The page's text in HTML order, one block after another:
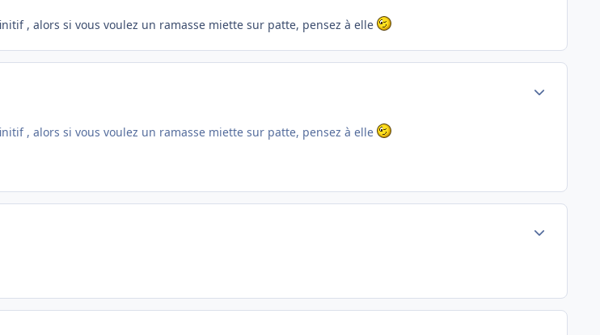
, alors si vous voulez un ramasse miette sur patte, pensez à elle
, alors si vous voulez un ramasse miette sur patte, pensez à elle